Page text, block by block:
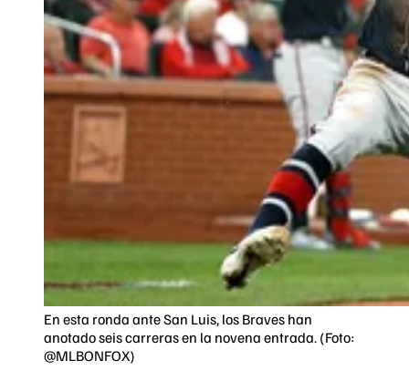
En esta ronda ante San Luis, los Braves han
anotado seis carreras en la novena entrada. (Foto:
@MLBONFOX)